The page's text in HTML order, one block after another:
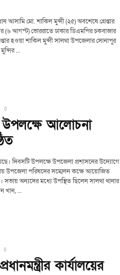
মো. শাকিল মুন্সী (২৫) অবশেষে গ্রেপ্তার
(৬ আগস্ট) ভোররাতে ঢাকার ডিএমপির চকবাজার
হওয়া শাকিল মুন্সী সালথা উপজেলার সোনাপুর
...
0
উপলক্ষে আলোচনা
দিবসটি উপলক্ষে উপজেলা প্রশাসনের উদ্যোগে
উপজেলা পরিষদের সম্মেলন কক্ষে আয়োজিত
অন্যদের মধ্যে উপস্থিত ছিলেন সালথা থানার
খান, ...
0
কার্যালয়ের